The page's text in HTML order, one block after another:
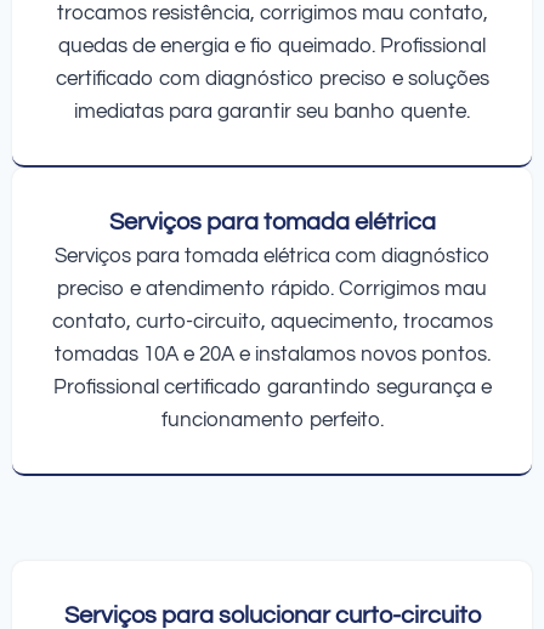
trocamos resistência, corrigimos mau contato,
quedas de energia e fio queimado. Profissional
certificado com diagnóstico preciso e soluções
imediatas para garantir seu banho quente.
Serviços para tomada elétrica
Serviços para tomada elétrica com diagnóstico
preciso e atendimento rápido. Corrigimos mau
contato, curto-circuito, aquecimento, trocamos
tomadas 10A e 20A e instalamos novos pontos.
Profissional certificado garantindo segurança e
funcionamento perfeito.
Serviços para solucionar curto-circuito